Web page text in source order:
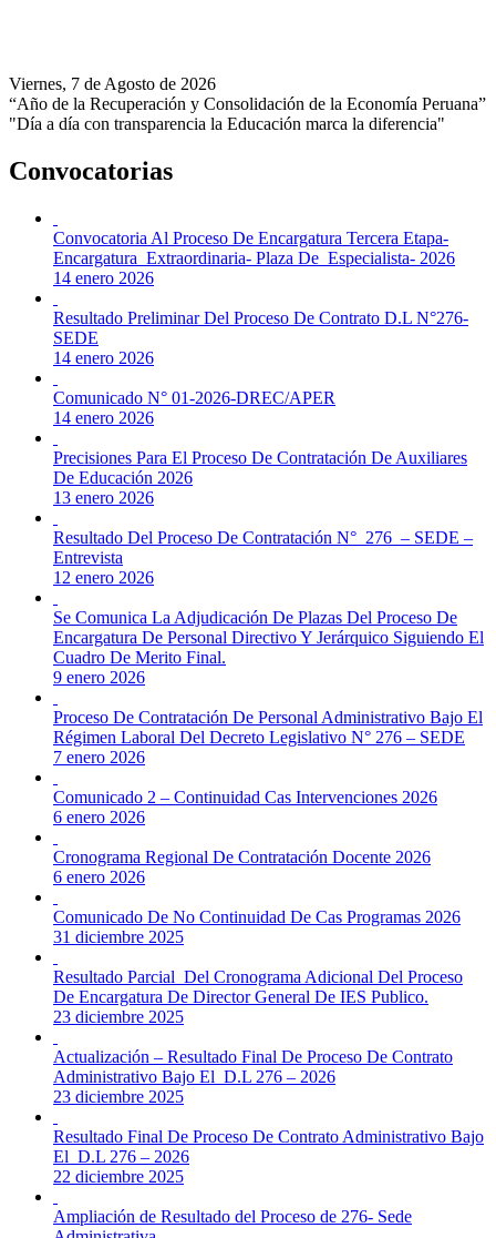
Viernes, 7 de Agosto de 2026
“Año de la Recuperación y Consolidación de la Economía Peruana”
"Día a día con transparencia la Educación marca la diferencia"
Convocatorias
Convocatoria Al Proceso De Encargatura Tercera Etapa-
Encargatura Extraordinaria- Plaza De Especialista- 2026
14 enero 2026
Resultado Preliminar Del Proceso De Contrato D.L N°276-
SEDE
14 enero 2026
Comunicado N° 01-2026-DREC/APER
14 enero 2026
Precisiones Para El Proceso De Contratación De Auxiliares
De Educación 2026
13 enero 2026
Resultado Del Proceso De Contratación N° 276 – SEDE –
Entrevista
12 enero 2026
Se Comunica La Adjudicación De Plazas Del Proceso De
Encargatura De Personal Directivo Y Jerárquico Siguiendo El
Cuadro De Merito Final.
9 enero 2026
Proceso De Contratación De Personal Administrativo Bajo El
Régimen Laboral Del Decreto Legislativo N° 276 – SEDE
7 enero 2026
Comunicado 2 – Continuidad Cas Intervenciones 2026
6 enero 2026
Cronograma Regional De Contratación Docente 2026
6 enero 2026
Comunicado De No Continuidad De Cas Programas 2026
31 diciembre 2025
Resultado Parcial Del Cronograma Adicional Del Proceso
De Encargatura De Director General De IES Publico.
23 diciembre 2025
Actualización – Resultado Final De Proceso De Contrato
Administrativo Bajo El D.L 276 – 2026
23 diciembre 2025
Resultado Final De Proceso De Contrato Administrativo Bajo
El D.L 276 – 2026
22 diciembre 2025
Ampliación de Resultado del Proceso de 276- Sede